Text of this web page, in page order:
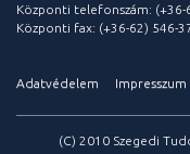
Központi telefonszám: (+36-
Központi fax: (+36-62) 546-
Adatvédelem Impresszum
(C) 2010 Szegedi